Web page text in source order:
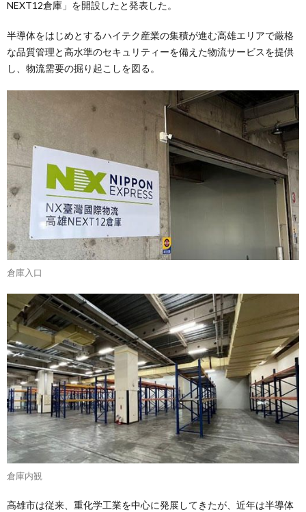
NEXT12倉庫」を開設したと発表した。
半導体をはじめとするハイテク産業の集積が進む高雄エリアで厳格
な品質管理と高水準のセキュリティーを備えた物流サービスを提供
し、物流需要の掘り起こしを図る。
倉庫入口
倉庫内観
高雄市は従来、重化学工業を中心に発展してきたが、近年は半導体